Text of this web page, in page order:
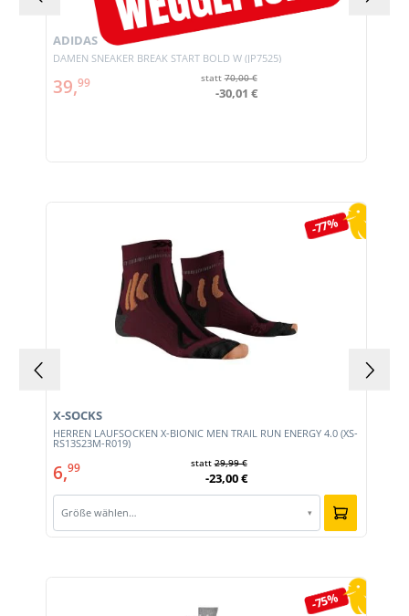
DAMEN SNEAKER BREAK START BOLD W (JP7525)
ADIDAS
39,99 statt70,00 €
-30,01 €
-77%
HERREN LAUFSOCKEN X-BIONIC MEN TRAIL RUN ENERGY 4.0 (XS-
RS13S23M-R019)
X-SOCKS
6,99 statt29,99 €
-23,00 €
Größe wählen… ▾
-75%